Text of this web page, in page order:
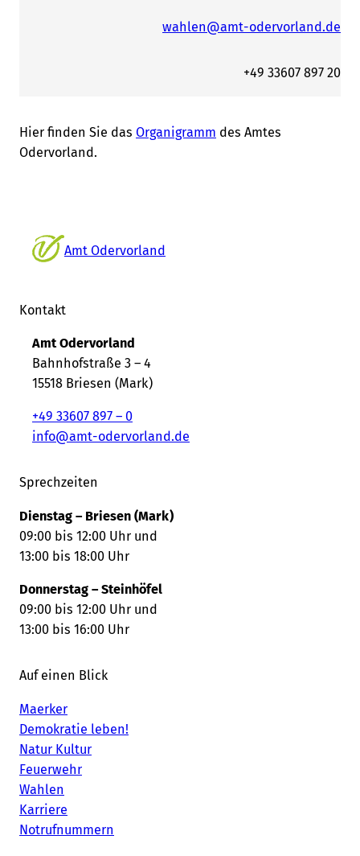
wahlen@amt-odervorland.de
+49 33607 897 20
Hier finden Sie das Organigramm des Amtes
Odervorland.
Amt Odervorland
Kontakt
Amt Odervorland
Bahnhofstraße 3 – 4
15518 Briesen (Mark)
+49 33607 897 – 0
info@amt-odervorland.de
Sprechzeiten
Dienstag – Briesen (Mark)
09:00 bis 12:00 Uhr und
13:00 bis 18:00 Uhr
Donnerstag – Steinhöfel
09:00 bis 12:00 Uhr und
13:00 bis 16:00 Uhr
Auf einen Blick
Maerker
Demokratie leben!
Natur Kultur
Feuerwehr
Wahlen
Karriere
Notrufnummern